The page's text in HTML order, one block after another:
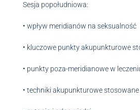
Sesja popołudniowa:
• wpływ meridianów na seksualność
• kluczowe punkty akupunkturowe
• punkty poza-meridianowe w
• techniki akupunkturowe